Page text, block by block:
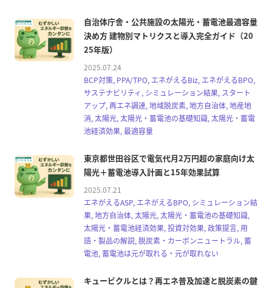
自治体庁舎・公共施設の太陽光・蓄電池最適容量
決め方 建物別マトリクスと導入完全ガイド（20
25年版）
2025.07.24
BCP対策, PPA/TPO, エネがえるBiz, エネがえるBPO,
サステナビリティ, シミュレーション結果, スタート
アップ, 再エネ調達, 地域脱炭素, 地方自治体, 地産地
消, 太陽光, 太陽光・蓄電池の基礎知識, 太陽光・蓄電
池経済効果, 最適容量
東京都世田谷区で電気代月2万円超の家庭向け太
陽光＋蓄電池導入計画と15年効果試算
2025.07.21
エネがえるASP, エネがえるBPO, シミュレーション結
果, 地方自治体, 太陽光, 太陽光・蓄電池の基礎知識,
太陽光・蓄電池経済効果, 投資対効果, 政策提言, 用
語・製品の解説, 脱炭素・カーボンニュートラル, 蓄
電池, 蓄電池は元が取れる・元が取れない
キュービクルとは？再エネ普及加速と脱炭素の鍵